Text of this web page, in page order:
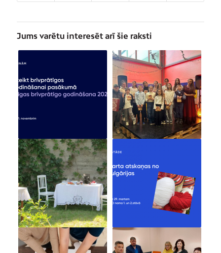
Jums varētu interesēt arī šie raksti